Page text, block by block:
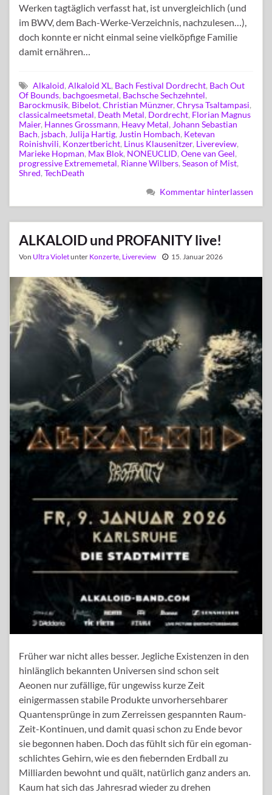
Werken tagtäglich verfasst hat, ist unvergleichlich (und
im BWV, dem Bach-Werke-Verzeichnis, nachzulesen…),
doch konnte er nicht einmal seine vielköpfige Familie
damit ernähren…
Alkaloid, Alkaloid XL, Bach Festival Dordrecht, Bach Out
Of Bounds, bachgoesmetal, Bachsche Sechzehntel,
Barockmusik, Bibelot, Christian Münzner, Chrysa Tsaltampasi,
classicalmeetsmetal, Death Metal, Dordrecht, Florian Magnus
Maier, Hannes Grossmann, Heavy Metal, Johann Sebastian
Bach, jsbach, Julija Hartig, Justin Hombach, Ketevan
Roinishvili, Konzertbericht, Linus Klausenitzer, Livereview,
Marieke Hopman, Max Blok, NONEUCLID, Oene van Geel,
progressive Extrememetal, Rianne Wilbers, Season of Mist,
Shred, TechDeath
Kommentar hinterlassen
ALKALOID und PROFANITY live!
Von Ultra Violetunter Konzerte Livereview 15. Januar 2026
Früher war nicht alles besser. Jegliche Existenzen in den
hinlänglich bekannten Universen sind schon seit
Aeonen nur zufällige, für ungewiss kurze Zeit
einigermassen stabile Produkte unvorhersehbarer
Quantensprünge in zum Zerreissen gespannten Raum-
Zeit-Kontinuen, und damit quasi schon zu Ende bevor
sie begonnen haben. Doch das fühlt sich für ein egoman-
schlichtes Gehirn, wie es den fiebernden Erdball zu
Milliarden bewohnt und quält, natürlich ganz anders an.
Kaum hat sich das Jahresrad wieder zu drehen